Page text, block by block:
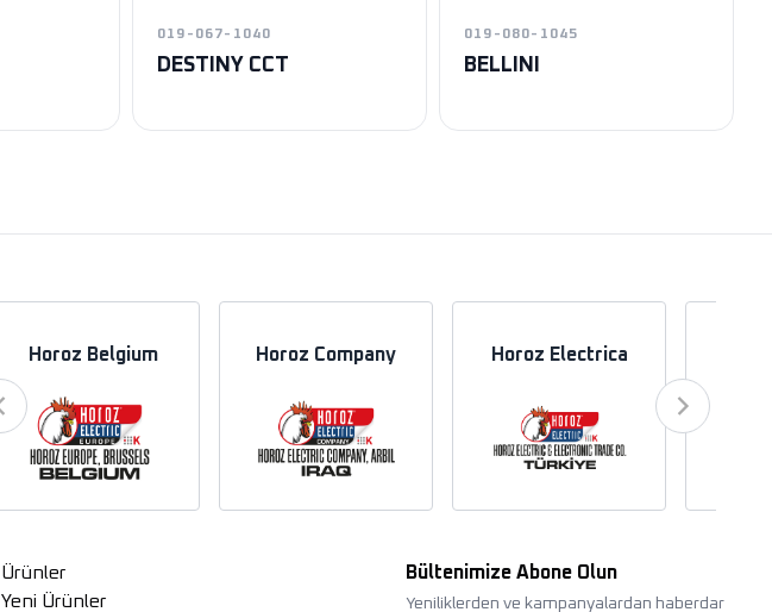
019-067-1040
DESTINY CCT
019-080-1045
BELLINI
Horoz Belgium Horoz Company Horoz Electrica
Ürünler
Yeni Ürünler
Bültenimize Abone Olun
Yeniliklerden ve kampanyalardan haberdar